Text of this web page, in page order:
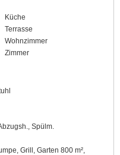
Küche
Terrasse
Wohnzimmer
Zimmer
Spülm.
Grill, Garten 800 m²,